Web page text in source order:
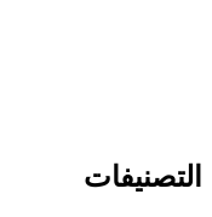
التصنيفات